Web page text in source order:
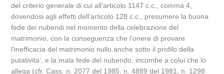
del criterio generale di cui all’articolo 1147 c.c., comma 4,
dovendosi agli effetti dell’articolo 128 c.c., presumere la buona
fede dei nubendi nel momento della celebrazione del
matrimonio, con la conseguenza che l’onere di provare
l’inefficacia del matrimonio nullo anche sotto il profilo della
putativita’, e la mala fede del nubendo, incombe a colui che lo
allega (cfr. Cass. n. 2077 del 1985, n. 4889 del 1981, n. 1298